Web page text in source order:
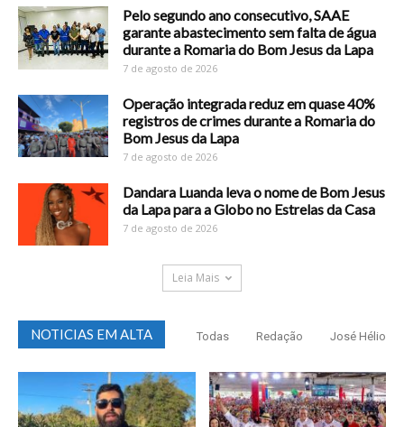
Pelo segundo ano consecutivo, SAAE
garante abastecimento sem falta de água
durante a Romaria do Bom Jesus da Lapa
7 de agosto de 2026
Operação integrada reduz em quase 40%
registros de crimes durante a Romaria do
Bom Jesus da Lapa
7 de agosto de 2026
Dandara Luanda leva o nome de Bom Jesus
da Lapa para a Globo no Estrelas da Casa
7 de agosto de 2026
Leia Mais
NOTICIAS EM ALTA Todas Redação José Hélio